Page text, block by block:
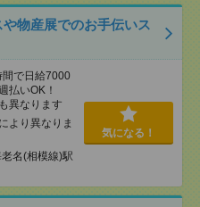
や物産展でのお手伝いス
で日給7000
払いOK！
異なります
より異なりま
名(相模線)駅
気になる！